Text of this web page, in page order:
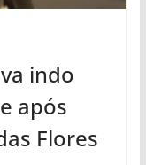
indo
após
Flores